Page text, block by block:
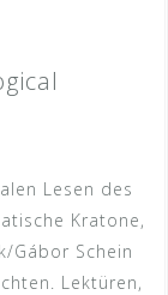
Lesen des
Kratone,
Gábor Schein
Lektüren,